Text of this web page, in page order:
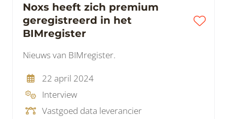
Noxs heeft zich premium
geregistreerd in het
BIMregister
Nieuws van BIMregister.
22 april 2024
Interview
Vastgoed data leverancier